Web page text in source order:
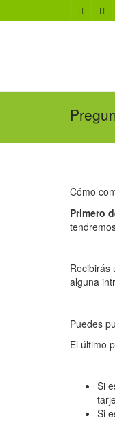
Cómo
Primero
Recibirás
alguna
Puedes
El último
Si
Si